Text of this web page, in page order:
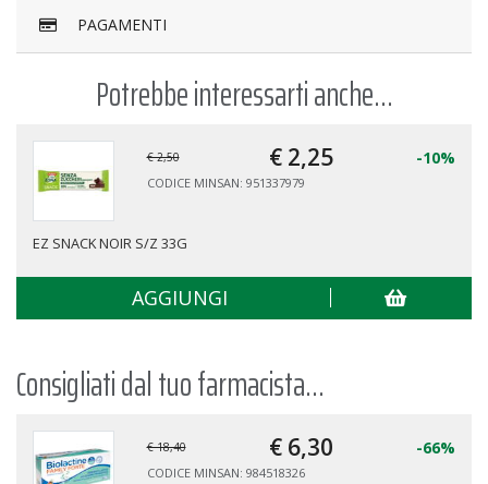
PAGAMENTI
Potrebbe interessarti anche...
€ 2,50 € 2,25 -10%
CODICE MINSAN: 951337979
EZ SNACK NOIR S/Z 33G
AGGIUNGI
Consigliati dal tuo farmacista...
€ 18,40 € 6,30 -66%
CODICE MINSAN: 984518326